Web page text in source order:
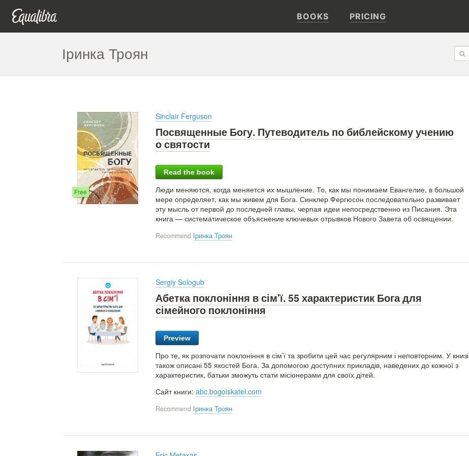
BOOKS PRICING
Іринка Троян
Free
Sinclair Ferguson
Посвященные Богу. Путеводитель по библейскому учению
о святости
Read the book
Люди меняются, когда меняется их мышление. То, как мы понимаем Евангелие, в большой
мере определяет, как мы живем для Бога. Синклер Фергюсон последовательно развивает
эту мысль от первой до последней главы, черпая идеи непосредственно из Писания. Эта
книга — систематическое объяснение ключевых отрывков Нового Завета об освящении.
Recommend Іринка Троян
Sergiy Sologub
Абетка поклоніння в сім'ї. 55 характеристик Бога для
сімейного поклоніння
Preview
Про те, як розпочати поклоніння в сім’ї та зробити цей час регулярним і неповторним. У книзі
також описані 55 якостей Бога. За допомогою доступних прикладів, наведених до кожної з
характеристик, батьки зможуть стати місіонерами для своїх дітей.
Сайт книги: abc.bogoiskatel.com
Recommend Іринка Троян